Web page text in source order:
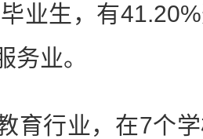
业生，有
务业。
行业，在7个学